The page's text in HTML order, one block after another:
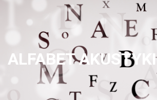
ALFABET AKUSTYKI